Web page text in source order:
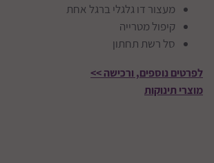
מעצור דו גלגלי ברגל אחת
קיפול מטרייה
סל רשת תחתון
לפרטים נוספים, ורכישה >>
מוצרי תינוקות